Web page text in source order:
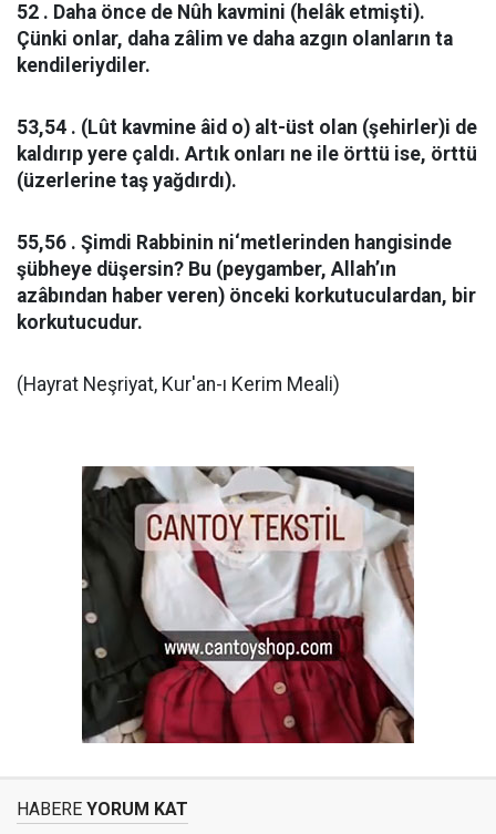
52 . Daha önce de Nûh kavmini (helâk etmişti).
Çünki onlar, daha zâlim ve daha azgın olanların ta
kendileriydiler.
53,54 . (Lût kavmine âid o) alt-üst olan (şehirler)i de
kaldırıp yere çaldı. Artık onları ne ile örttü ise, örttü
(üzerlerine taş yağdırdı).
55,56 . Şimdi Rabbinin ni‘metlerinden hangisinde
şübheye düşersin? Bu (peygamber, Allah’ın
azâbından haber veren) önceki korkutuculardan, bir
korkutucudur.
(Hayrat Neşriyat, Kur'an-ı Kerim Meali)
HABERE YORUM KAT